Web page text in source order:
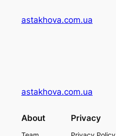
astakhova.com.ua
astakhova.com.ua
About Privacy